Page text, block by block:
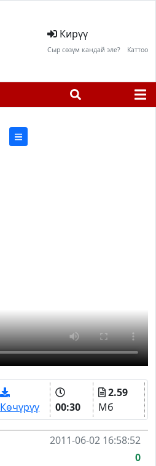
Кирүү
Сыр сөзүм кандай эле? Каттоо
Көчүрүү 00:30
2.59
Мб
2011-06-02 16:58:52
0